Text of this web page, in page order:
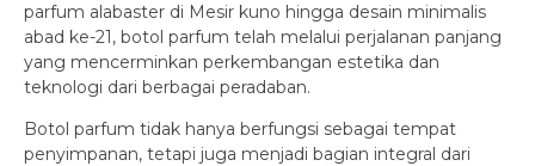
parfum alabaster di Mesir kuno hingga desain minimalis
abad ke-21, botol parfum telah melalui perjalanan panjang
yang mencerminkan perkembangan estetika dan
teknologi dari berbagai peradaban.
Botol parfum tidak hanya berfungsi sebagai tempat
penyimpanan, tetapi juga menjadi bagian integral dari